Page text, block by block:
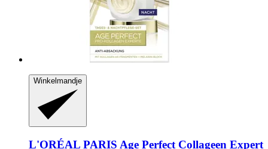
Winkelmandje
L'ORÉAL PARIS Age Perfect Collageen Expert